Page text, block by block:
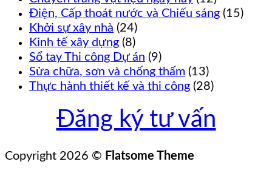
Điện, Cấp thoát nước và Chiếu sáng (15)
Khởi sự xây nhà (24)
Kinh tế xây dựng (8)
Sổ tay Thi công Dự án (9)
Sửa chữa, sơn và chống thấm (13)
Thực hành thiết kế và thi công (28)
Đăng ký tư vấn
Copyright 2026 © Flatsome Theme